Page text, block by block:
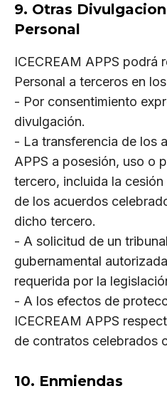
9. Otras
Personal
ICECREAM APPS podrá
Personal a terceros en
- Por consentimiento
divulgación.
- La transferencia de los
APPS a posesión, uso o
tercero, incluida la
de los acuerdos
dicho tercero.
- A solicitud de un
gubernamental
requerida por la
- A los efectos de
ICECREAM APPS
de contratos celebrados
10. Enmiendas